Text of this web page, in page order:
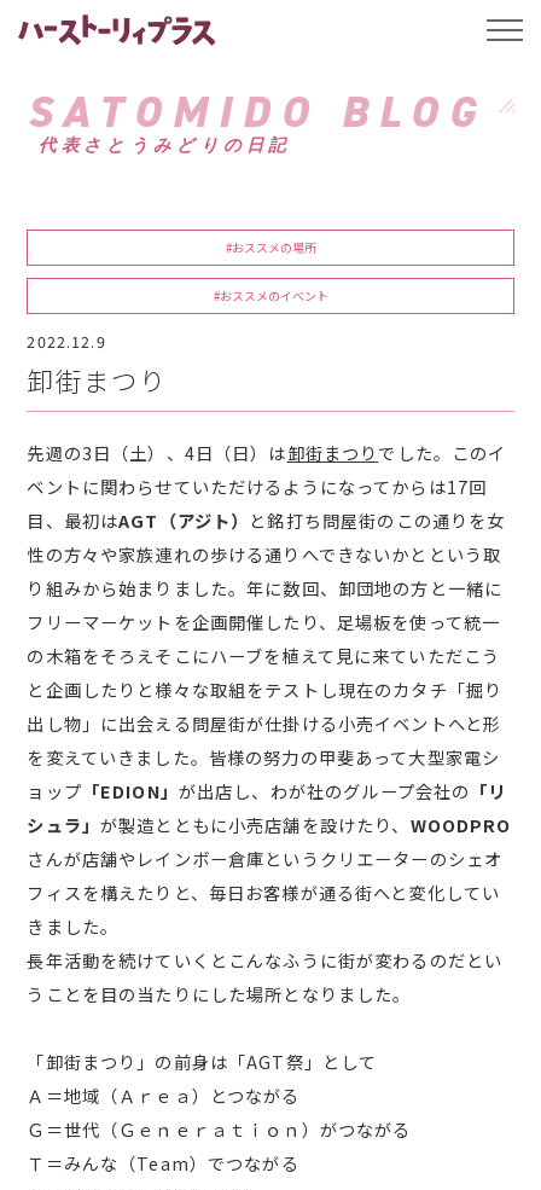
ハーストーリィプ
SATOMIDO BLOG
代表さとうみどりの日記
#おススメの場所
#おススメのイベント
2022.12.9
卸街まつり
先週の3日（土）、4日（日）は卸街まつりでした。このイ
ベントに関わらせていただけるようになってからは17回
目、最初はAGT（アジト）
と銘打ち問屋街のこの通りを女
性の方々や家族連れの歩ける通りへできないかとという取
り組みから始まりました。年に数回、卸団地の方と一緒に
フリーマーケットを企画開催したり、足場板を使って統一
の木箱をそろえそこにハーブを植えて見に来ていただこう
と企画したりと様々な取組をテストし現在のカタチ「掘り
出し物」に出会える問屋街が仕掛ける小売イベントへと形
を変えていきました。皆様の努力の甲斐あって大型家電シ
ョップ 「EDION」 が出店し、わが社のグループ会社の 「リ
シュラ」 が製造とともに小売店舗を設けたり、 WOODPRO
さんが店舗やレインボー倉庫というクリエーターのシェオ
フィスを構えたりと、毎日お客様が通る街へと変化してい
きました。
長年活動を続けていくとこんなふうに街が変わるのだとい
うことを目の当たりにした場所となりました。
「卸街まつり」の前身は「AGT祭」として
Ａ＝地域（Ａｒｅａ）とつながる
Ｇ＝世代（Ｇｅｎｅｒａｔｉｏｎ）がつながる
Ｔ＝みんな（Team）でつながる
t
l
a
n